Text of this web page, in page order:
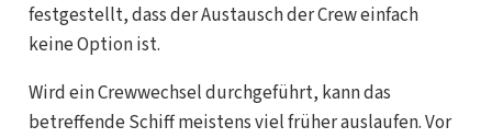
festgestellt, dass der Austausch der Crew einfach
keine Option ist.
Wird ein Crewwechsel durchgeführt, kann das
betreffende Schiff meistens viel früher auslaufen. Vor